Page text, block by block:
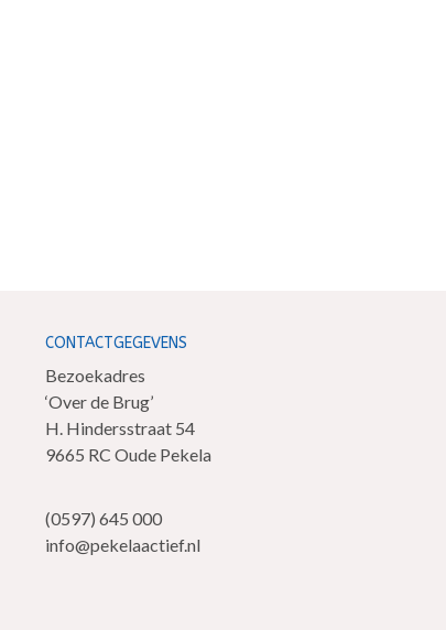
CONTACTGEGEVENS
Bezoekadres
‘Over de Brug’
H. Hindersstraat 54
9665 RC Oude Pekela
(0597) 645 000
info@pekelaactief.nl